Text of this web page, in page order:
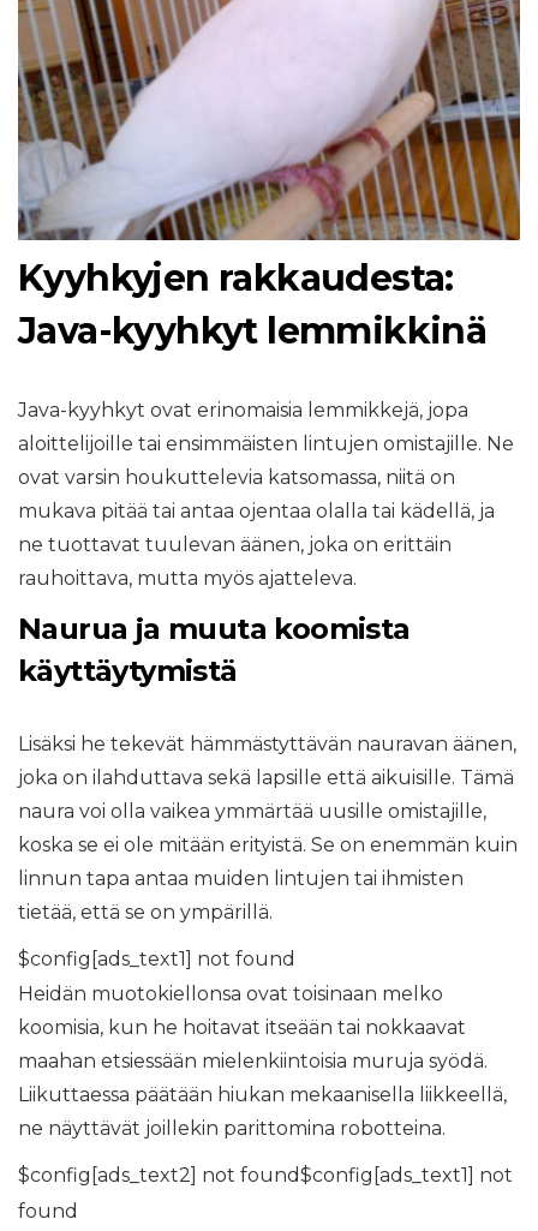
Kyyhkyjen rakkaudesta:
Java-kyyhkyt lemmikkinä
Java-kyyhkyt ovat erinomaisia ​​lemmikkejä, jopa
aloittelijoille tai ensimmäisten lintujen omistajille. Ne
ovat varsin houkuttelevia katsomassa, niitä on
mukava pitää tai antaa ojentaa olalla tai kädellä, ja
ne tuottavat tuulevan äänen, joka on erittäin
rauhoittava, mutta myös ajatteleva.
Naurua ja muuta koomista
käyttäytymistä
Lisäksi he tekevät hämmästyttävän nauravan äänen,
joka on ilahduttava sekä lapsille että aikuisille. Tämä
naura voi olla vaikea ymmärtää uusille omistajille,
koska se ei ole mitään erityistä. Se on enemmän kuin
linnun tapa antaa muiden lintujen tai ihmisten
tietää, että se on ympärillä.
$config[ads_text1] not found
Heidän muotokiellonsa ovat toisinaan melko
koomisia, kun he hoitavat itseään tai nokkaavat
maahan etsiessään mielenkiintoisia muruja syödä.
Liikuttaessa päätään hiukan mekaanisella liikkeellä,
ne näyttävät joillekin parittomina robotteina.
$config[ads_text2] not found$config[ads_text1] not
found